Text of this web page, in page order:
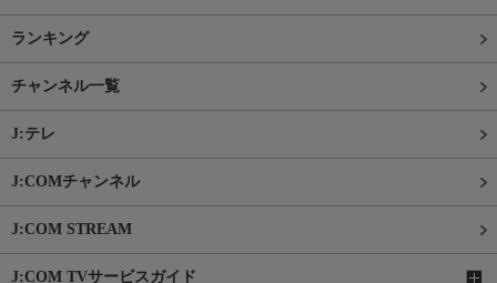
ランキング
チャンネル一覧
J:テレ
J:COMチャンネル
J:COM STREAM
J:COM TVサービスガイド